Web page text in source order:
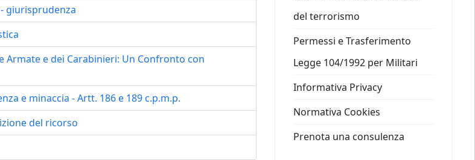
giurisprudenza
Armate e dei Carabinieri: Un Confronto con
e minaccia - Artt. 186 e 189 c.p.m.p.
del ricorso
del terrorismo
Permessi e Trasferimento
Legge 104/1992 per Militari
Informativa Privacy
Normativa Cookies
Prenota una consulenza